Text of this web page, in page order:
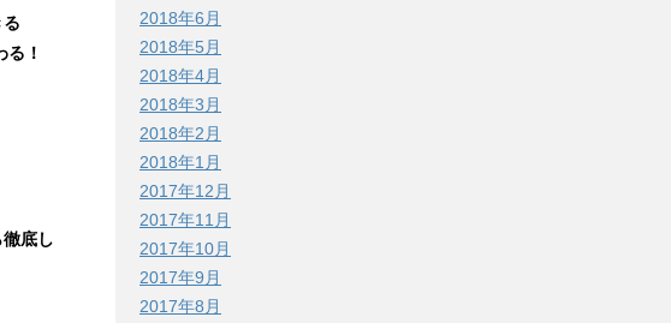
る
！
底し
2018年6月
2018年5月
2018年4月
2018年3月
2018年2月
2018年1月
2017年12月
2017年11月
2017年10月
2017年9月
2017年8月